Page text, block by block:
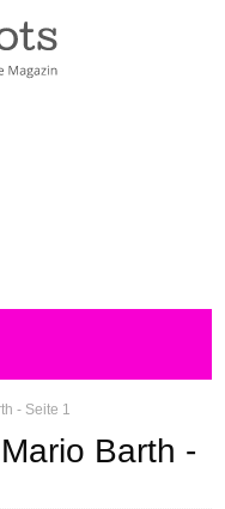
- Seite 1
Barth -